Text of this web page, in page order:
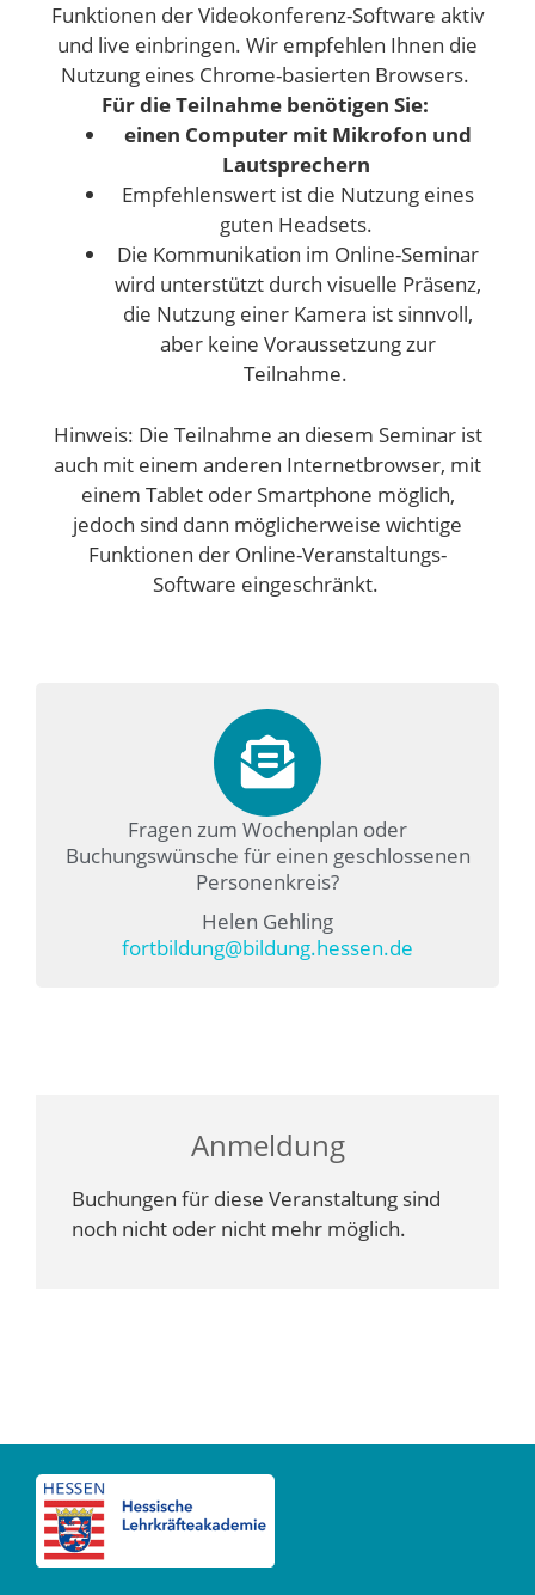
Funktionen der Videokonferenz-Software aktiv
und live einbringen. Wir empfehlen Ihnen die
Nutzung eines Chrome-basierten Browsers.
Für die Teilnahme benötigen Sie:
einen Computer mit Mikrofon und
Lautsprechern
Empfehlenswert ist die Nutzung eines
guten Headsets.
Die Kommunikation im Online-Seminar
wird unterstützt durch visuelle Präsenz,
die Nutzung einer Kamera ist sinnvoll,
aber keine Voraussetzung zur
Teilnahme.
Hinweis: Die Teilnahme an diesem Seminar ist
auch mit einem anderen Internetbrowser, mit
einem Tablet oder Smartphone möglich,
jedoch sind dann möglicherweise wichtige
Funktionen der Online-Veranstaltungs-
Software eingeschränkt.
Fragen zum Wochenplan oder
Buchungswünsche für einen geschlossenen
Personenkreis?
Helen Gehling
fortbildung@bildung.hessen.de
Anmeldung
Buchungen für diese Veranstaltung sind
noch nicht oder nicht mehr möglich.